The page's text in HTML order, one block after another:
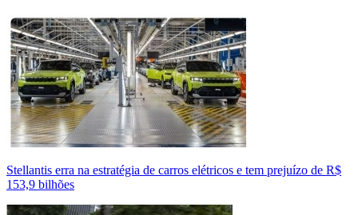
Stellantis erra na estratégia de carros elétricos e tem prejuízo de R$
153,9 bilhões